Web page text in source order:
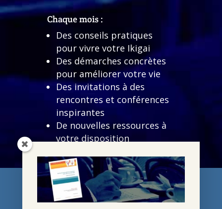
Chaque mois :
Des conseils pratiques
pour vivre votre Ikigai
Des démarches concrètes
pour améliorer votre vie
Des invitations à des
rencontres et conférences
inspirantes
De nouvelles ressources à
votre disposition
(conférences, webinaires,
ateliers, publications,
articles de presse…)